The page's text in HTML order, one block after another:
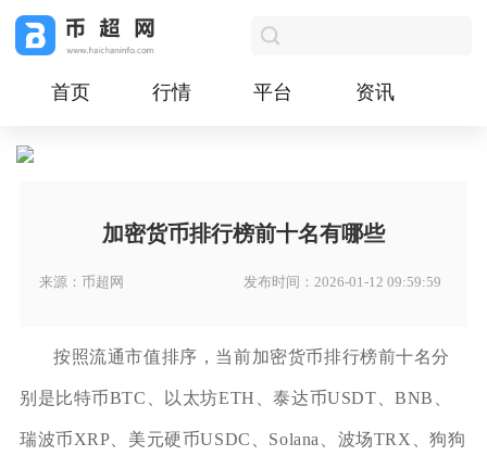
首页 行情 平台 资讯
加密货币排行榜前十名有哪些
来源：币超网 发布时间：2026-01-12 09:59:59
按照流通市值排序，当前加密货币排行榜前十名分
别是比特币BTC、以太坊ETH、泰达币USDT、BNB、
瑞波币XRP、美元硬币USDC、Solana、波场TRX、狗狗